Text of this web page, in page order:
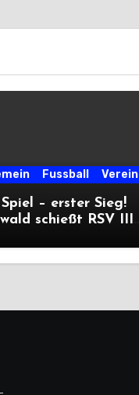
Fussball Verein
Spiel – erster Sieg!
schießt RSV III